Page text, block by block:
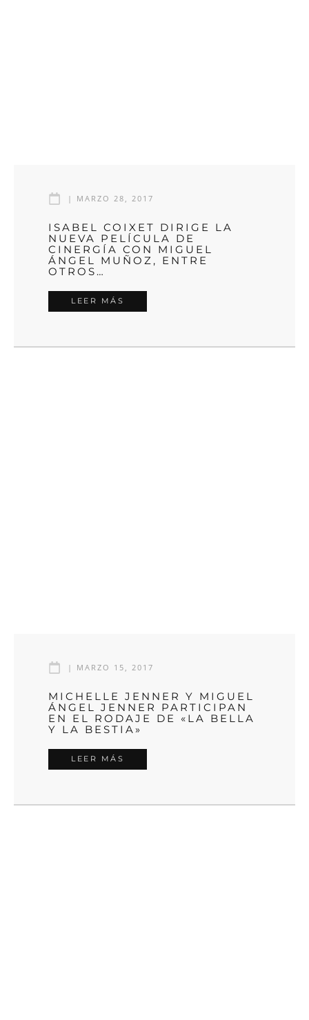
| MARZO 28, 2017
ISABEL COIXET DIRIGE LA
NUEVA PELÍCULA DE
CINERGÍA CON MIGUEL
ÁNGEL MUÑOZ, ENTRE
OTROS…
LEER MÁS
| MARZO 15, 2017
MICHELLE JENNER Y MIGUEL
ÁNGEL JENNER PARTICIPAN
EN EL RODAJE DE «LA BELLA
Y LA BESTIA»
LEER MÁS